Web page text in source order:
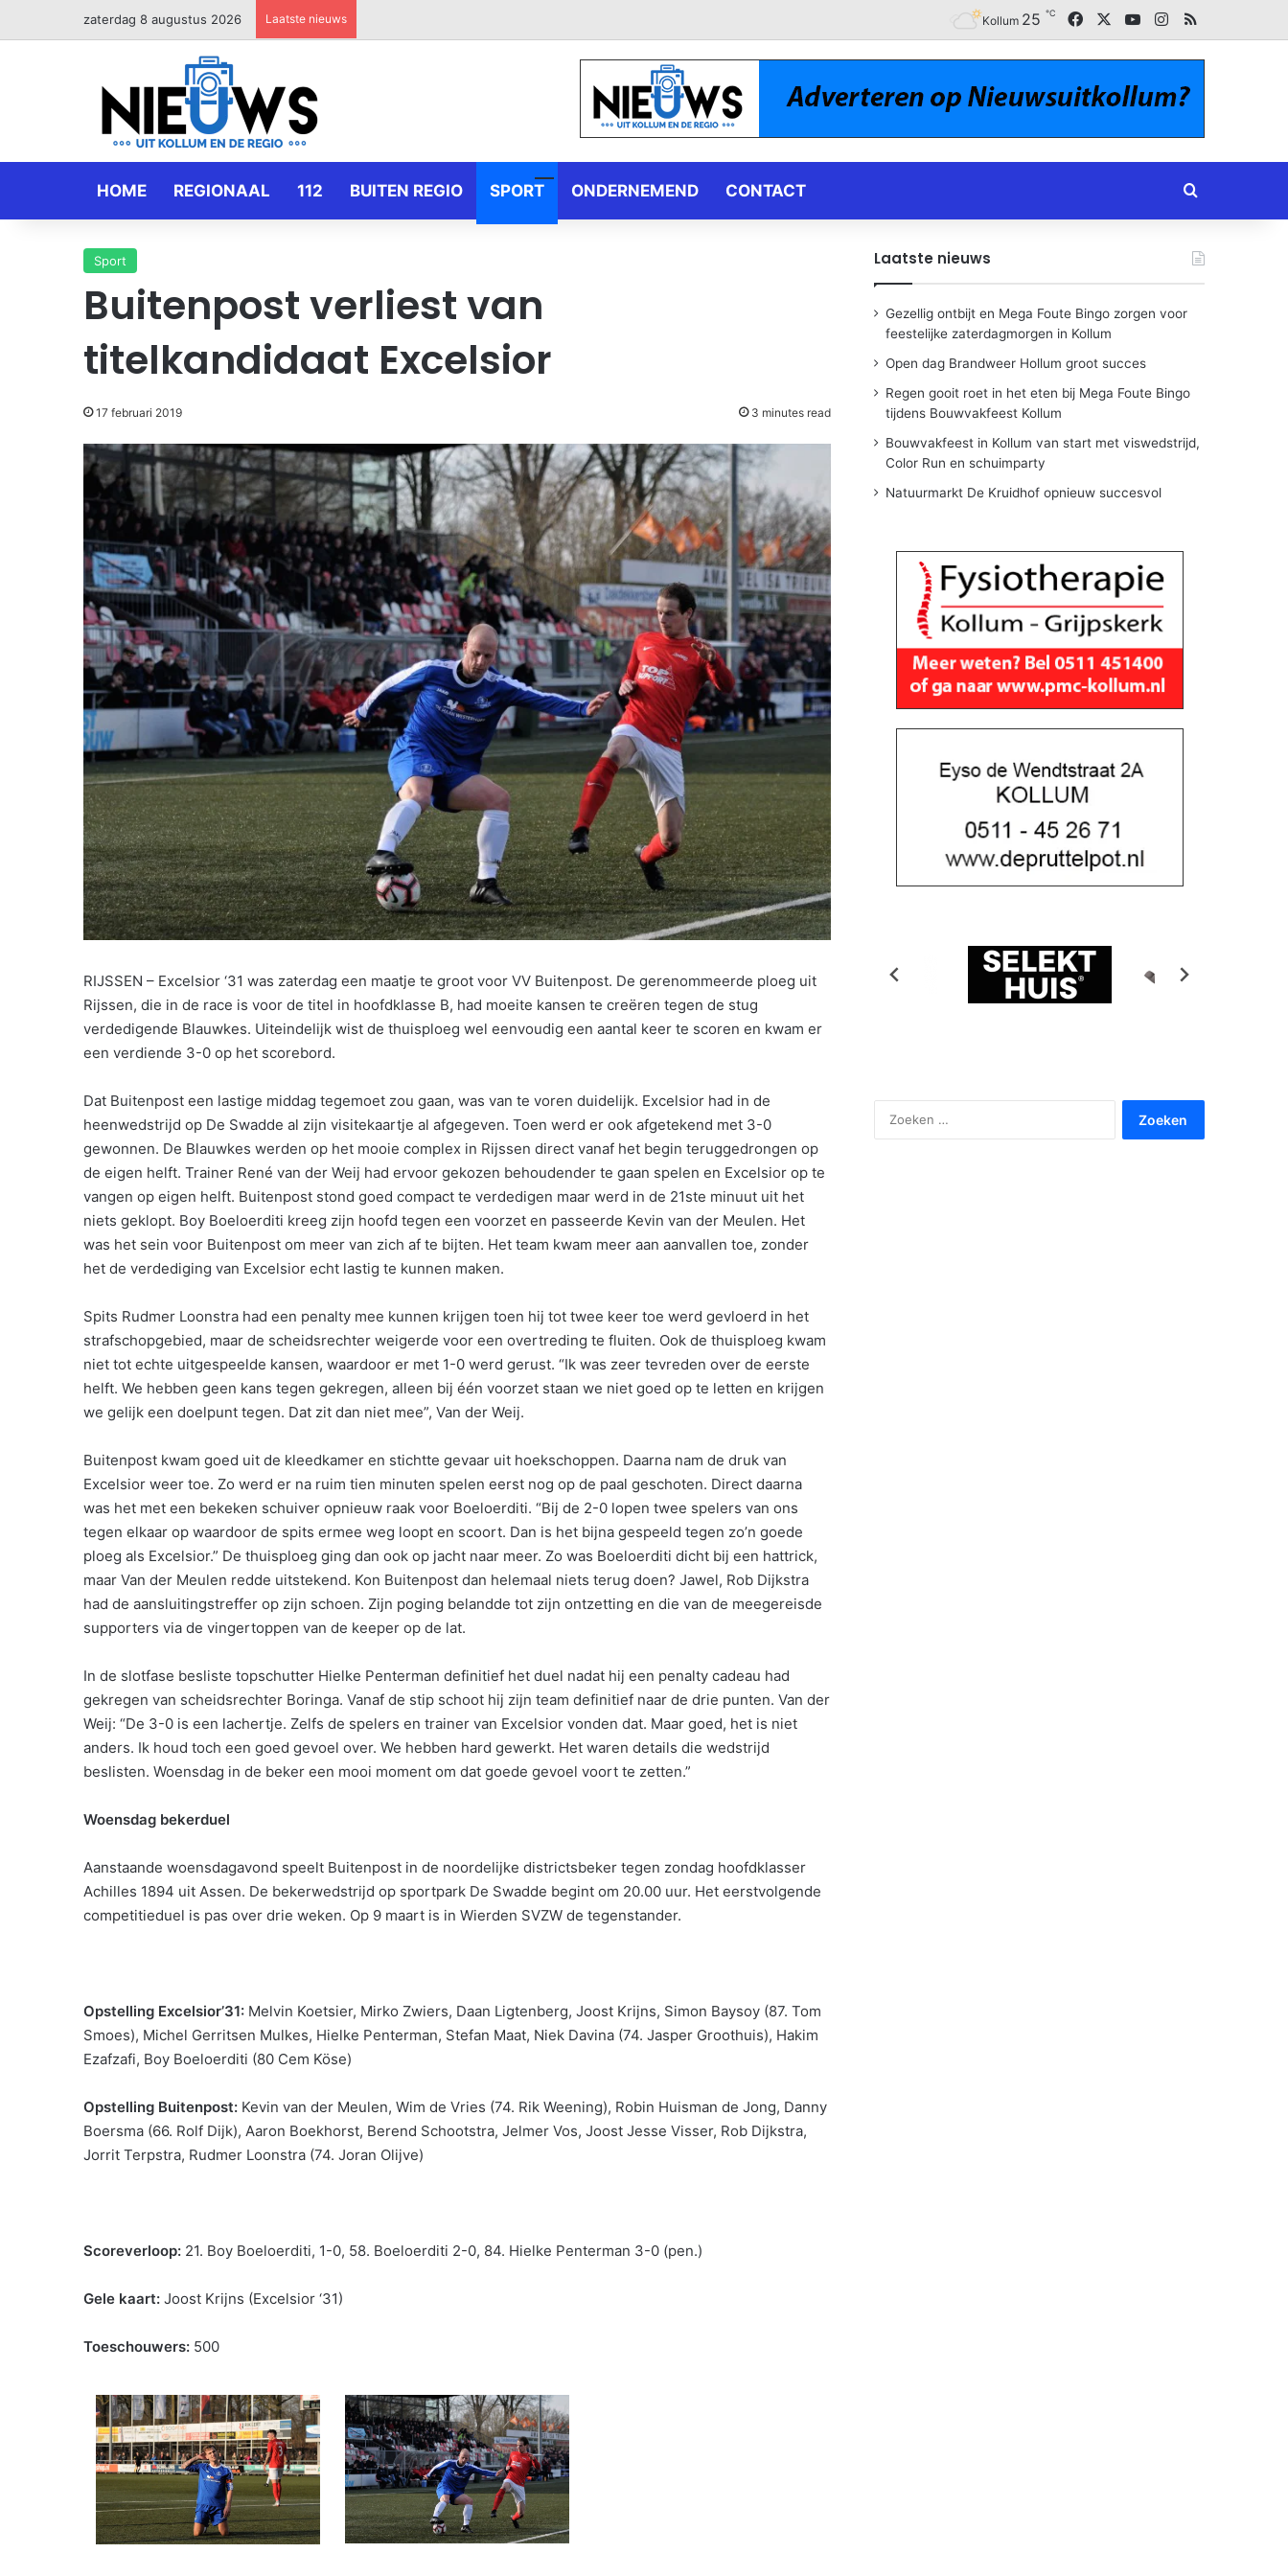
zaterdag 8 augustus 2026 Laatste nieuws Kollum 25 ℃ FacebookYouTubeInstagram
RSS
HOME REGIONAAL 112 BUITEN REGIO SPORT ONDERNEMEND CONTACT Zoeken naar
Sport
Buitenpost verliest van
titelkandidaat Excelsior
17 februari 2019 3 minutes read
RIJSSEN – Excelsior ‘31 was zaterdag een maatje te groot voor VV Buitenpost. De gerenommeerde ploeg uit
Rijssen, die in de race is voor de titel in hoofdklasse B, had moeite kansen te creëren tegen de stug
verdedigende Blauwkes. Uiteindelijk wist de thuisploeg wel eenvoudig een aantal keer te scoren en kwam er
een verdiende 3-0 op het scorebord.
Dat Buitenpost een lastige middag tegemoet zou gaan, was van te voren duidelijk. Excelsior had in de
heenwedstrijd op De Swadde al zijn visitekaartje al afgegeven. Toen werd er ook afgetekend met 3-0
gewonnen. De Blauwkes werden op het mooie complex in Rijssen direct vanaf het begin teruggedrongen op
de eigen helft. Trainer René van der Weij had ervoor gekozen behoudender te gaan spelen en Excelsior op te
vangen op eigen helft. Buitenpost stond goed compact te verdedigen maar werd in de 21ste minuut uit het
niets geklopt. Boy Boeloerditi kreeg zijn hoofd tegen een voorzet en passeerde Kevin van der Meulen. Het
was het sein voor Buitenpost om meer van zich af te bijten. Het team kwam meer aan aanvallen toe, zonder
het de verdediging van Excelsior echt lastig te kunnen maken.
Spits Rudmer Loonstra had een penalty mee kunnen krijgen toen hij tot twee keer toe werd gevloerd in het
strafschopgebied, maar de scheidsrechter weigerde voor een overtreding te fluiten. Ook de thuisploeg kwam
niet tot echte uitgespeelde kansen, waardoor er met 1-0 werd gerust. “Ik was zeer tevreden over de eerste
helft. We hebben geen kans tegen gekregen, alleen bij één voorzet staan we niet goed op te letten en krijgen
we gelijk een doelpunt tegen. Dat zit dan niet mee”, Van der Weij.
Buitenpost kwam goed uit de kleedkamer en stichtte gevaar uit hoekschoppen. Daarna nam de druk van
Excelsior weer toe. Zo werd er na ruim tien minuten spelen eerst nog op de paal geschoten. Direct daarna
was het met een bekeken schuiver opnieuw raak voor Boeloerditi. “Bij de 2-0 lopen twee spelers van ons
tegen elkaar op waardoor de spits ermee weg loopt en scoort. Dan is het bijna gespeeld tegen zo’n goede
ploeg als Excelsior.” De thuisploeg ging dan ook op jacht naar meer. Zo was Boeloerditi dicht bij een hattrick,
maar Van der Meulen redde uitstekend. Kon Buitenpost dan helemaal niets terug doen? Jawel, Rob Dijkstra
had de aansluitingstreffer op zijn schoen. Zijn poging belandde tot zijn ontzetting en die van de meegereisde
supporters via de vingertoppen van de keeper op de lat.
In de slotfase besliste topschutter Hielke Penterman definitief het duel nadat hij een penalty cadeau had
gekregen van scheidsrechter Boringa. Vanaf de stip schoot hij zijn team definitief naar de drie punten. Van der
Weij: “De 3-0 is een lachertje. Zelfs de spelers en trainer van Excelsior vonden dat. Maar goed, het is niet
anders. Ik houd toch een goed gevoel over. We hebben hard gewerkt. Het waren details die wedstrijd
beslisten. Woensdag in de beker een mooi moment om dat goede gevoel voort te zetten.”
Woensdag bekerduel
Aanstaande woensdagavond speelt Buitenpost in de noordelijke districtsbeker tegen zondag hoofdklasser
Achilles 1894 uit Assen. De bekerwedstrijd op sportpark De Swadde begint om 20.00 uur. Het eerstvolgende
competitieduel is pas over drie weken. Op 9 maart is in Wierden SVZW de tegenstander.
Opstelling Excelsior’31: Melvin Koetsier, Mirko Zwiers, Daan Ligtenberg, Joost Krijns, Simon Baysoy (87. Tom
Smoes), Michel Gerritsen Mulkes, Hielke Penterman, Stefan Maat, Niek Davina (74. Jasper Groothuis), Hakim
Ezafzafi, Boy Boeloerditi (80 Cem Köse)
Opstelling Buitenpost: Kevin van der Meulen, Wim de Vries (74. Rik Weening), Robin Huisman de Jong, Danny
Boersma (66. Rolf Dijk), Aaron Boekhorst, Berend Schootstra, Jelmer Vos, Joost Jesse Visser, Rob Dijkstra,
Jorrit Terpstra, Rudmer Loonstra (74. Joran Olijve)
Scoreverloop: 21. Boy Boeloerditi, 1-0, 58. Boeloerditi 2-0, 84. Hielke Penterman 3-0 (pen.)
Gele kaart: Joost Krijns (Excelsior ‘31)
Toeschouwers: 500
Laatste nieuws
Gezellig ontbijt en Mega Foute Bingo zorgen voor
feestelijke zaterdagmorgen in Kollum
Open dag Brandweer Hollum groot succes
Regen gooit roet in het eten bij Mega Foute Bingo
tijdens Bouwvakfeest Kollum
Bouwvakfeest in Kollum van start met viswedstrijd,
Color Run en schuimparty
Natuurmarkt De Kruidhof opnieuw succesvol
naar: